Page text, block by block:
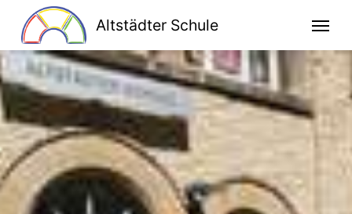
Altstädter Schule
Home
Unsere Schule
Schulprogramm
Klassen